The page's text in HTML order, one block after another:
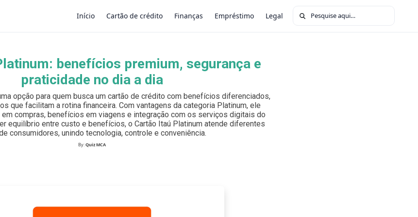
Início Cartão de crédito Finanças Empréstimo Legal Buscar por:
×
benefícios premium, segurança e
praticidade no dia a dia
opção para quem busca um cartão de crédito com benefícios diferenciados,
que facilitam a rotina financeira. Com vantagens da categoria Platinum, ele
compras, benefícios em viagens e integração com os serviços digitais do
equilíbrio entre custo e benefícios, o Cartão Itaú Platinum atende diferentes
consumidores, unindo tecnologia, controle e conveniência.
By:Quiz MCA